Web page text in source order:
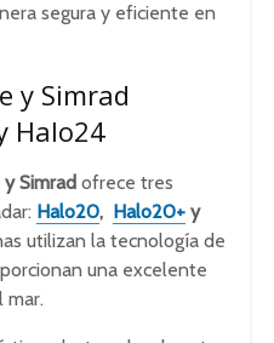
segura y eficiente en
y Simrad
Halo24
Simrad ofrece tres
Halo20, Halo20+ y
utilizan la tecnología de
una excelente
mar.